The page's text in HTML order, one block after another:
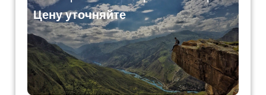
Цену уточняйте